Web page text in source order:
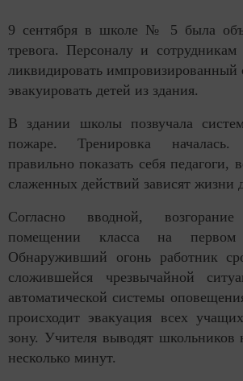
9 сентября в школе № 5 была
тревога. Персоналу и
ликвидировать импровизированный
эвакуировать детей из здания.
В здании школы позвучала
пожаре. Тренировка
правильно показать себя педагоги,
слаженных действий зависят жизни
Согласно вводной,
помещении класса на
Обнаруживший огонь работник
сложившейся чрезвычайной
автоматической системы
происходит эвакуация всех
зону. Учителя выводят школьников
несколько минут.